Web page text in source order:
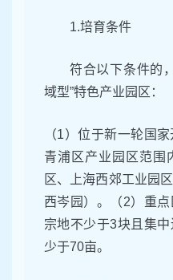
1.培育条件
符合以下条件的
域型”特色产业园区：
（1）位于新一轮国
青浦区产业园区范围
区、上海西郊工业园
西岑园）。（2）重
宗地不少于3块且集
少于70亩。